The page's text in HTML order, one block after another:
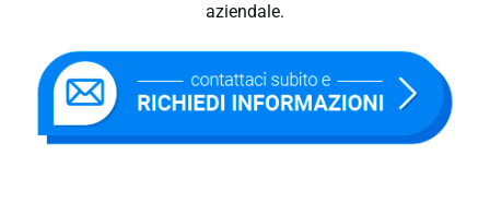
aziendale.